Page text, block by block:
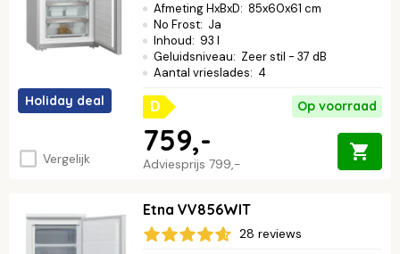
Holiday deal
Vergelijk
Afmeting HxBxD: 85x60x61 cm
No Frost: Ja
Inhoud: 93 l
Geluidsniveau: Zeer stil - 37 dB
Aantal vrieslades: 4
D Op voorraad
Adviesprijs 799,-
759,-
Etna VV856WIT
28 reviews